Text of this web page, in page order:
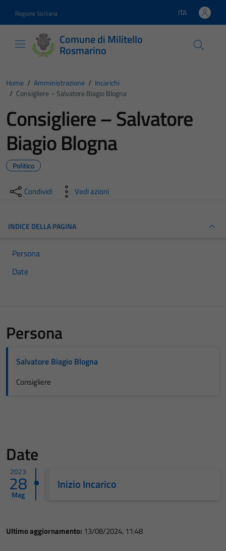
Regione Siciliana Lingua attiva:
ITA
Comune di Militello
Rosmarino
Home / Amministrazione / Incarichi
/ Consigliere – Salvatore Biagio Blogna
Consigliere – Salvatore
Biagio Blogna
Politico
Condividi Vedi azioni
INDICE DELLA PAGINA
Persona
Date
Persona
Salvatore Biagio Blogna
Consigliere
Date
2023
28
Mag
Inizio Incarico
Ultimo aggiornamento: 13/08/2024, 11:48